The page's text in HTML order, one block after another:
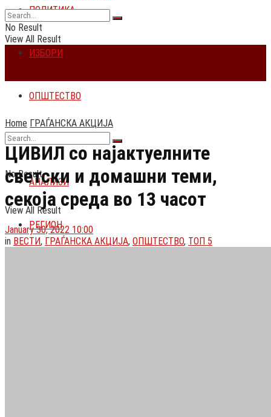
ИЗБОРИ
СЛОБОДНА ЗОНА
АНАЛИЗИ
РЕГИОН
СВЕТ
No Result
View All Result
No Result
View All Result
Home ГРАЃАНСКА АКЦИЈА
ЦИВИЛ со најактуелните
светски и домашни теми,
секоја среда во 13 часот
January 30, 2022 10:00
in ВЕСТИ, ГРАЃАНСКА АКЦИЈА, ОПШТЕСТВО, ТОП 5